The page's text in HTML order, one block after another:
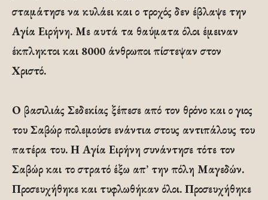
σταμάτησε να κυλάει και ο τροχός δεν έβλαψε την
Αγία Ειρήνη. Με αυτά τα θαύματα όλοι έμειναν
έκπληκτοι και 8000 άνθρωποι πίστεψαν στον
Χριστό.
Ο βασιλιάς Σεδεκίας ξέπεσε από τον θρόνο και ο γιος
του Σαβώρ πολεμούσε ενάντια στους αντιπάλους του
πατέρα του. Η Αγία Ειρήνη συνάντησε τότε τον
Σαβώρ και το στρατό έξω απ’ την πόλη Μαγεδών.
Προσευχήθηκε και τυφλωθήκαν όλοι. Προσευχήθηκε